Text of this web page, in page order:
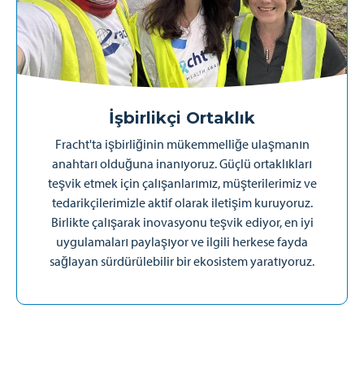
İşbirlikçi Ortaklık
Fracht'ta işbirliğinin mükemmelliğe ulaşmanın
anahtarı olduğuna inanıyoruz. Güçlü ortaklıkları
teşvik etmek için çalışanlarımız, müşterilerimiz ve
tedarikçilerimizle aktif olarak iletişim kuruyoruz.
Birlikte çalışarak inovasyonu teşvik ediyor, en iyi
uygulamaları paylaşıyor ve ilgili herkese fayda
sağlayan sürdürülebilir bir ekosistem yaratıyoruz.